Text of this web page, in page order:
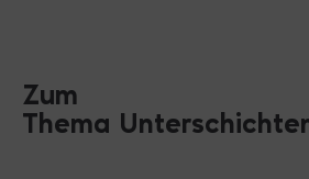
Zum
Thema